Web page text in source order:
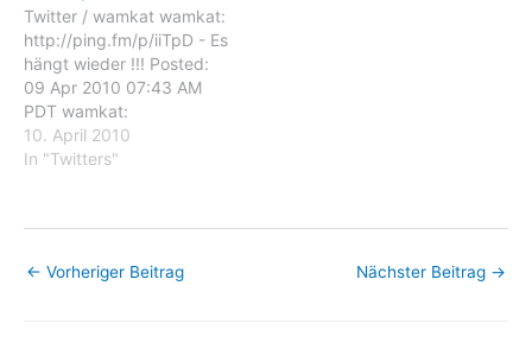
delivery powered by
Google Google Inc., 20
West Kinzie, Chicago IL
USA 60610
Twitter / wamkat wamkat:
http://ping.fm/p/iiTpD - Es
hängt wieder !!! Posted:
09 Apr 2010 07:43 AM
PDT wamkat:
http://ping.fm/p/iiTpD - Es
hängt wieder !!! You are
wamkat To stop receiving
unsubscribe now. Email
10. April 2010
In "Twitters"
← Vorheriger Beitrag Nächster Beitrag →